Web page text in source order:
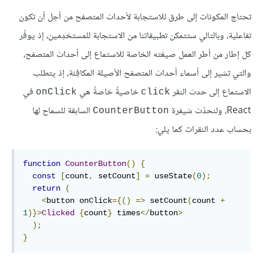
تحتاج المكونات إلى طرق للاستجابة لأحداث المتصفح من أجل أن تكون
تفاعلية، وبالتالي ستتمكن تطبيقاتنا من الاستجابة للمستخدِمين، إذ يوفّر
كل إطار من أطر العمل صيغته الخاصة للاستماع إلى أحداث المتصفح،
والتي تشير إلى أسماء أحداث المتصفح الأصيلة المكافِئة، إذ يتطلب
الاستماع إلى حدث النقر click خاصيةً خاصةً هي onClick في
React، ولنحدّث شيفرة
CounterButton السابقة للسماح لها
بحساب عدد النقرات كما يلي:
function CounterButton()
{
const
[count, setCount] = useState(0);
return
(
<button onClick={() => setCount(count +
1)}>Clicked {count} times</button>
);
}